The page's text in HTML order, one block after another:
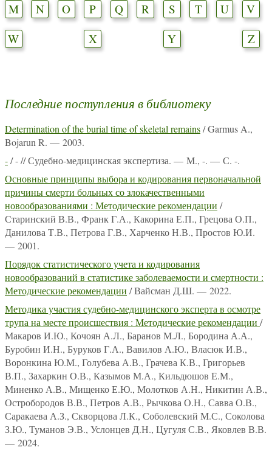
M
N O P Q R S T U
V
W
X Y Z
Последние поступления в библиотеку
Determination of the burial time of skeletal remains/ Garmus A.,
Bojarun R. — 2003.
-/ - // Судебно-медицинская экспертиза. — М., -. — С. -.
Основные принципы выбора и кодирования первоначальной
причины смерти больных со злокачественными
новообразованиями : Методические рекомендации /
Старинский В.В., Франк Г.А., Какорина Е.П., Грецова О.П.,
Данилова Т.В., Петрова Г.В., Харченко Н.В., Простов Ю.И.
— 2001.
Порядок статистического учета и кодирования
новообразований в статистике заболеваемости и смертности :
Методические рекомендации / Вайсман Д.Ш. — 2022.
Методика участия судебно-медицинского эксперта в осмотре
трупа на месте происшествия : Методические рекомендации /
Макаров И.Ю., Кочоян А.Л., Баранов М.Л., Бородина А.А.,
Буробин И.Н., Буруков Г.А., Вавилов А.Ю., Власюк И.В.,
Воронкина Ю.М., Голубева А.В., Грачева К.В., Григорьев
В.П., Захаркин О.В., Казымов М.А., Кильдюшов Е.М.,
Миненко А.В., Мищенко Е.Ю., Молотков А.Н., Никитин А.В.,
Остробородов В.В., Петров А.В., Рычкова О.Н., Савва О.В.,
Саракаева А.З., Скворцова Л.К., Соболевский М.С., Соколова
З.Ю., Туманов Э.В., Услонцев Д.Н., Цугуля С.В., Яковлев В.В.
— 2024.